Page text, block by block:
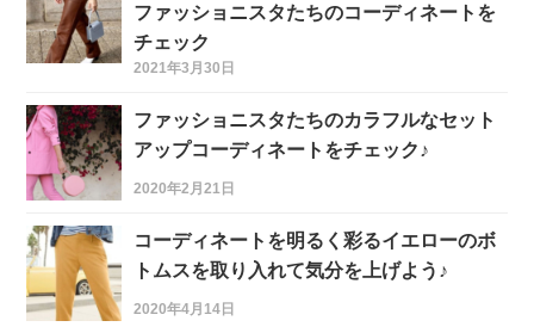
ファッショニスタたちのコーディネートを
チェック
2021年3月30日
ファッショニスタたちのカラフルなセット
アップコーディネートをチェック♪
2020年2月21日
コーディネートを明るく彩るイエローのボ
トムスを取り入れて気分を上げよう♪
2020年4月14日